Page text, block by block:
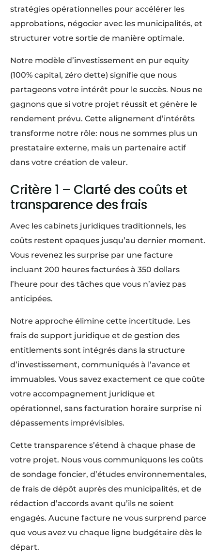
stratégies opérationnelles pour accélérer les
approbations, négocier avec les municipalités, et
structurer votre sortie de manière optimale.
Notre modèle d’investissement en pur equity
(100% capital, zéro dette) signifie que nous
partageons votre intérêt pour le succès. Nous ne
gagnons que si votre projet réussit et génère le
rendement prévu. Cette alignement d’intérêts
transforme notre rôle: nous ne sommes plus un
prestataire externe, mais un partenaire actif
dans votre création de valeur.
Critère 1 – Clarté des coûts et
transparence des frais
Avec les cabinets juridiques traditionnels, les
coûts restent opaques jusqu’au dernier moment.
Vous revenez les surprise par une facture
incluant 200 heures facturées à 350 dollars
l’heure pour des tâches que vous n’aviez pas
anticipées.
Notre approche élimine cette incertitude. Les
frais de support juridique et de gestion des
entitlements sont intégrés dans la structure
d’investissement, communiqués à l’avance et
immuables. Vous savez exactement ce que coûte
votre accompagnement juridique et
opérationnel, sans facturation horaire surprise ni
dépassements imprévisibles.
Cette transparence s’étend à chaque phase de
votre projet. Nous vous communiquons les coûts
de sondage foncier, d’études environnementales,
de frais de dépôt auprès des municipalités, et de
rédaction d’accords avant qu’ils ne soient
engagés. Aucune facture ne vous surprend parce
que vous avez vu chaque ligne budgétaire dès le
départ.